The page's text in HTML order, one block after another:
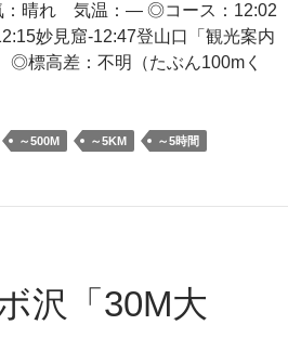
晴れ 気温：— ◎コース：12:02
妙見窟-12:47登山口「観光案内
◎標高差：不明（たぶん100mく
～500M ～5KM ～5時間
沢「30M大